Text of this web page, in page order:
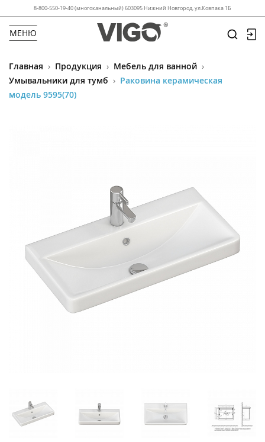
8-800-550-19-40 (многоканальный) 603095 Нижний Новгород, ул.Ковпака 1Б
МЕНЮ
Главная › Продукция › Мебель для ванной ›
Умывальники для тумб › Раковина керамическая
модель 9595(70)